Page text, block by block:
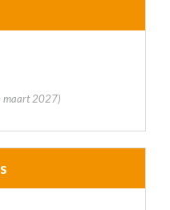
maart 2027)